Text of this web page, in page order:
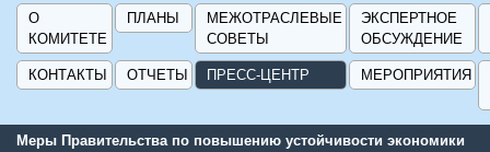
О
КОМИТЕТЕ
ПЛАНЫ
МЕЖОТРАСЛЕВЫЕ
СОВЕТЫ
ЭКСПЕРТНОЕ
ОБСУЖДЕНИЕ
КОНТАКТЫ ОТЧЕТЫ ПРЕСС-ЦЕНТР МЕРОПРИЯТИЯ
Меры Правительства по повышению устойчивости экономики